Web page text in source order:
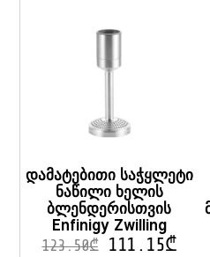
დამატებითი საჭყლეტი
ნაწილი ხელის
ბლენდერისთვის
Enfinigy Zwilling
123.50₾ 111.15₾